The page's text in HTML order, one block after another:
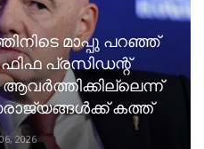
മാപ്പു പറഞ്ഞ്
ഫിഫ പ്രസിഡന്റ്
കത്ത്
2026